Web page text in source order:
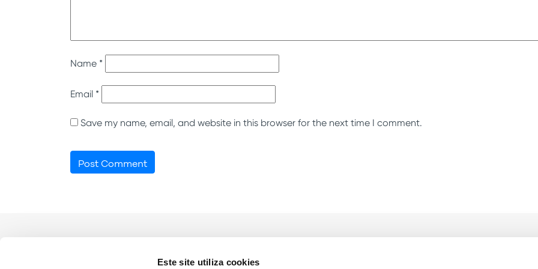
Este site utiliza cookies
Name *
Email *
Save my name, email, and website in this browser for the next time I comment.